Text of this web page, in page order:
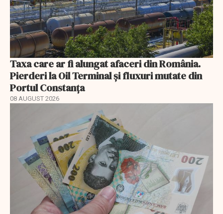
Taxa care ar fi alungat afaceri din România.
Pierderi la Oil Terminal și fluxuri mutate din
Portul Constanța
08 AUGUST 2026